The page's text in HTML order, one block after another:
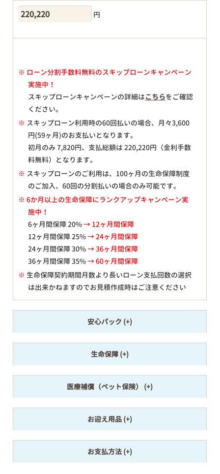
円
※ ローン分割手数料無料のスキップローンキャンペーン
実施中！
スキップローンキャンペーンの詳細はこちらをご確認
ください。
※ スキップローン利用時の60回払いの場合、月々3,600
円(59ヶ月)のお支払いとなります。
初月のみ7,820円、支払総額は220,220円（金利手数
料無料）となります。
※ スキップローンのご利用は、100ヶ月の生命保障制度
のご加入、60回の分割払いの場合のみ可能です。
※ 6か月以上の生命保障にランクアップキャンペーン実
施中！
6ヶ月間保障 20%→ 12ヶ月間保障
12ヶ月間保障 25%→ 24ヶ月間保障
24ヶ月間保障 30%→ 36ヶ月間保障
36ヶ月間保障 35%→ 60ヶ月間保障
※ 生命保障契約期間月数より長いローン支払回数の選択
は出来かねますのでお見積作成時はご注意ください
安心パック
生命保障
医療補償（ペット保険）
お迎え用品
お支払方法